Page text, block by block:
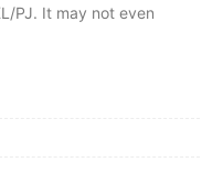
PJ. It may not even